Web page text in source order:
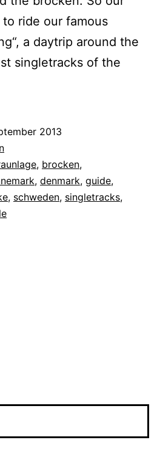
ride our famous
a daytrip around the
singletracks of the
2013
, brocken,
, denmark, guide,
, schweden, singletracks,